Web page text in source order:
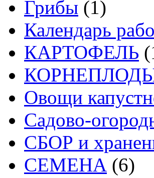
Грибы (1)
Календарь
КАРТОФЕЛЬ
Овощи
Садово-
СБОР и
СЕМЕНА (6)